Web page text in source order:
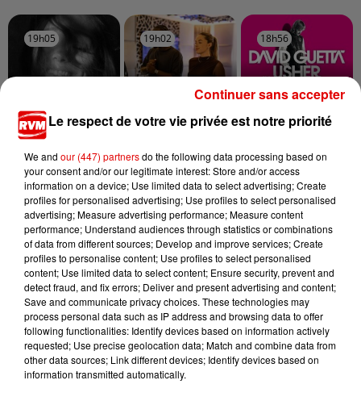
19h05
19h05
ARIANA GRANDE
Hate That I Made
You Love Me
19h02
19h02
Juste Un Peu
18h56
18h56
USHER
Without You
Le respect de votre vie privée est notre priorité
We and our (447) partnersdo the following data processing based on
your consent and/or our legitimate interest: Store and/or access
information on a device; Use limited data to select advertising; Create
profiles for personalised advertising; Use profiles to select personalised
advertising; Measure advertising performance; Measure content
performance; Understand audiences through statistics or combinations
of data from different sources; Develop and improve services; Create
profiles to personalise content; Use profiles to select personalised
content; Use limited data to select content; Ensure security, prevent and
detect fraud, and fix errors; Deliver and present advertising and content;
Save and communicate privacy choices. These technologies may
process personal data such as IP address and browsing data to offer
following functionalities: Identify devices based on information actively
requested; Use precise geolocation data; Match and combine data from
other data sources; Link different devices; Identify devices based on
information transmitted automatically.
Continuer sans accepter